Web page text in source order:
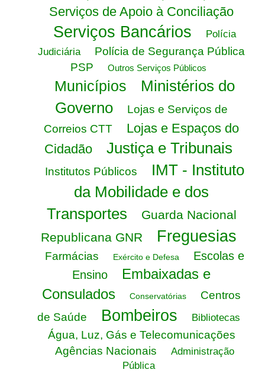
Serviços de Apoio à Conciliação
Serviços Bancários
Polícia
Judiciária
Polícia de Segurança Pública
PSP
Outros Serviços Públicos
Municípios
Ministérios do
Governo
Lojas e Serviços de
Correios CTT
Lojas e Espaços do
Cidadão
Justiça e Tribunais
Institutos Públicos
IMT - Instituto
da Mobilidade e dos
Transportes
Guarda Nacional
Republicana GNR
Freguesias
Farmácias Exército e Defesa
Escolas e
Ensino
Embaixadas e
Consulados
Conservatórias
Centros
de Saúde
Bombeiros Bibliotecas
Água, Luz, Gás e Telecomunicações
Agências Nacionais
Administração
Pública